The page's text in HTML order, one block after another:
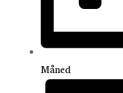
Måned